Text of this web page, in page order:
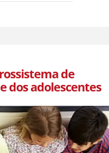
de
dos adolescentes